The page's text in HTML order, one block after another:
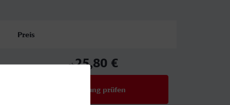
Preis
ab25,80 €
Verbindung prüfen